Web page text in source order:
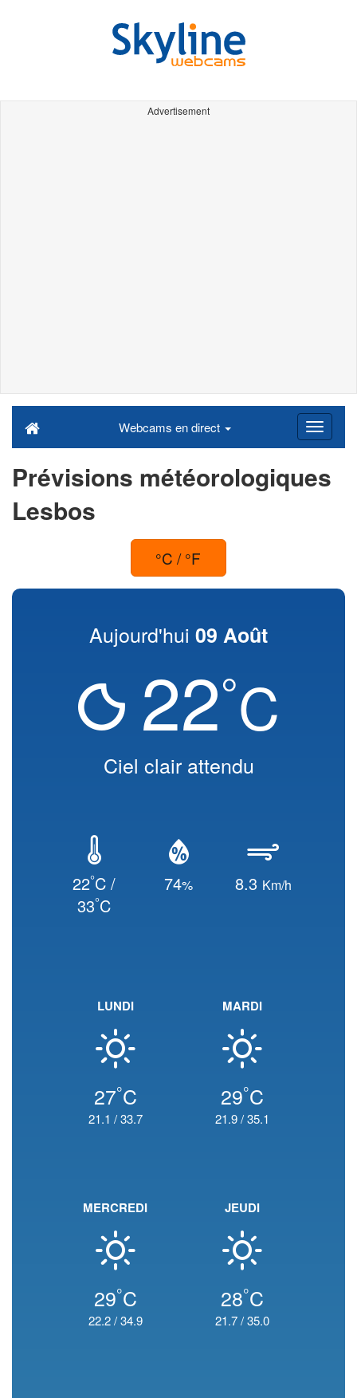
Advertisement
Webcams en direct
Prévisions météorologiques
Lesbos
°C / °F
Aujourd'hui 09 Août
22°C
Ciel clair attendu
22°C /
33°C
74% 8.3 Km/h
LUNDI
27°C
21.1 /33.7
MARDI
29°C
21.9/35.1
MERCREDI
29°C
22.2/34.9
JEUDI
28°C
21.7/35.0